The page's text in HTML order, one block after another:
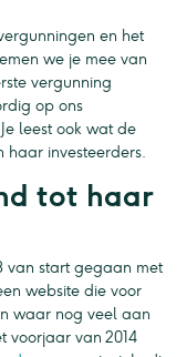
en het
we je mee van
vergunning
op ons
leest ook wat de
investeerders.
tot haar
van start gegaan met
website die voor
waar nog veel aan
voorjaar van 2014